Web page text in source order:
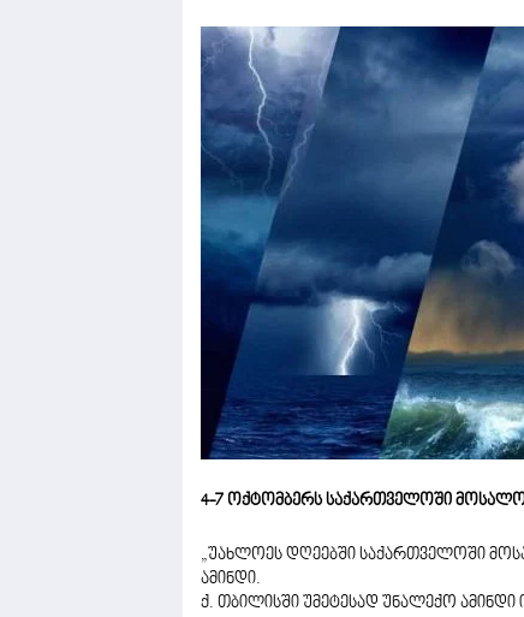
4-7 ოქტომბერს საქართველოში
„უახლოეს დღეებში საქართველოში
ამინდი.
ქ. თბილისში უმეტესად უნალექო ამინდი